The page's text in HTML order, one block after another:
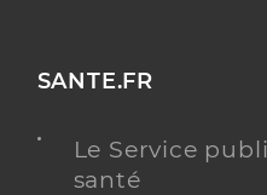
SANTE.FR
Le Service
santé